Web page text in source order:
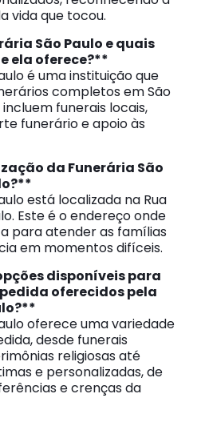
vida que tocou.
São Paulo e quais
ela oferece?**
é uma instituição que
completos em São
incluem funerais locais,
funerário e apoio às
da Funerária São
está localizada na Rua
Este é o endereço onde
para atender as famílias
em momentos difíceis.
disponíveis para
oferecidos pela
oferece uma variedade
desde funerais
religiosas até
e personalizadas, de
e crenças da